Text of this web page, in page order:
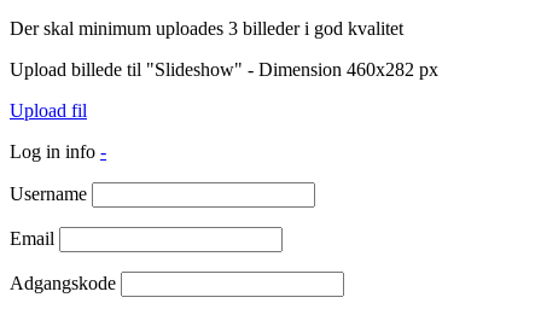
Der skal minimum uploades 3 billeder i god kvalitet
Upload billede til "Slideshow" - Dimension 460x282 px
Upload fil
Log in info -
Username
Email
Adgangskode